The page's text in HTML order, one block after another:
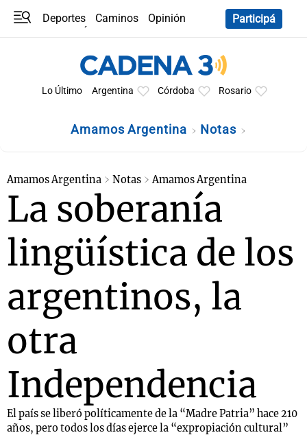
Deportes Caminos
Opinión
Participá
Lo Último Argentina Córdoba Rosario
Amamos Argentina Notas
Amamos Argentina Notas Amamos Argentina
La soberanía
lingüística de los
argentinos, la
otra
Independencia
El país se liberó políticamente de la “Madre Patria” hace 210
años, pero todos los días ejerce la “expropiación cultural”